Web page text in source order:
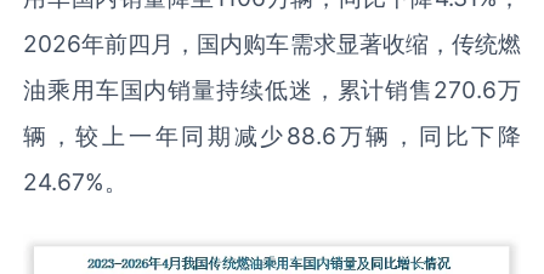
2026年前四月，国内购车需求显著收缩，传统燃
油乘用车国内销量持续低迷，累计销售270.6万
辆，较上一年同期减少88.6万辆，同比下降
24.67%。